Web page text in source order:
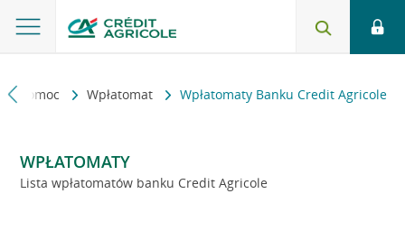
i pomoc Wpłatomat Wpłatomaty Banku Credit Agricole
WPŁATOMATY
Lista wpłatomatów banku Credit Agricole